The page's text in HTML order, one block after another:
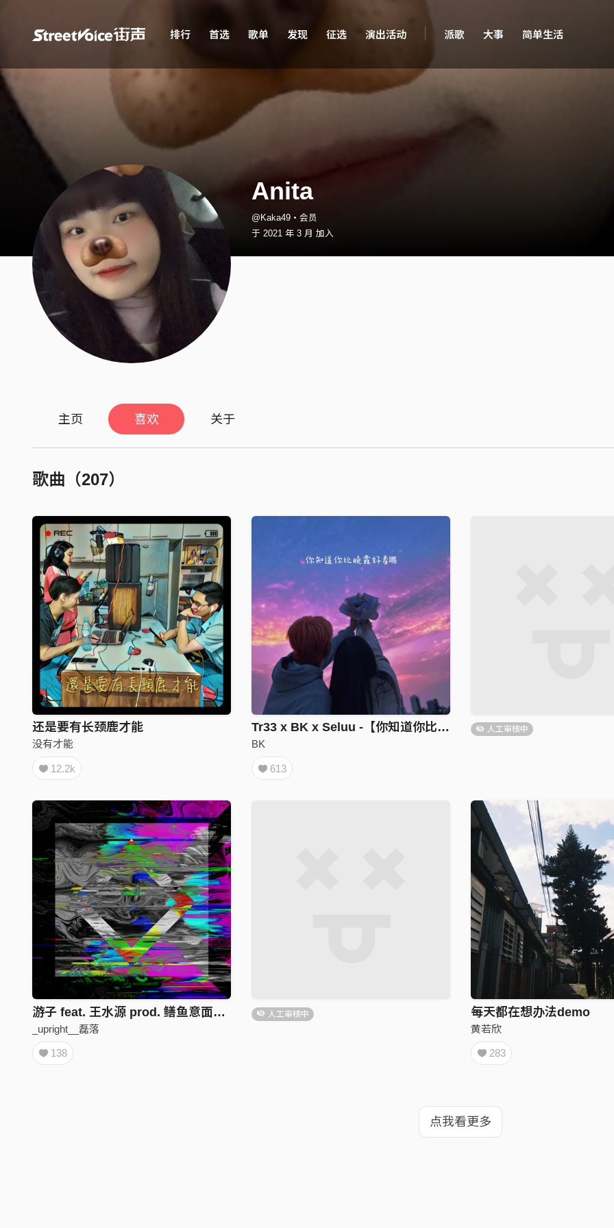
排行 首选 歌单 发现 征选 演出活动 派歌 大事 简单生活
Anita
@Kaka49・会员
于 2021 年 3 月 加入
主页 喜欢 关于
歌曲（207）
还是要有长颈鹿才能
没有才能
12.2k
Tr33 x BK x Seluu -【你知道你比晚霞好看吗】audio
BK
613
人工审核中
游子 feat. 王水源 prod. 鳝鱼意面、Lulu 吴昱儒
_upright__磊落
138
人工审核中 每天都在想办法demo
黄若欣
283
点我看更多